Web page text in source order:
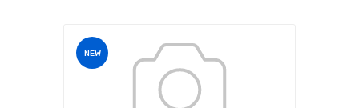
NEW